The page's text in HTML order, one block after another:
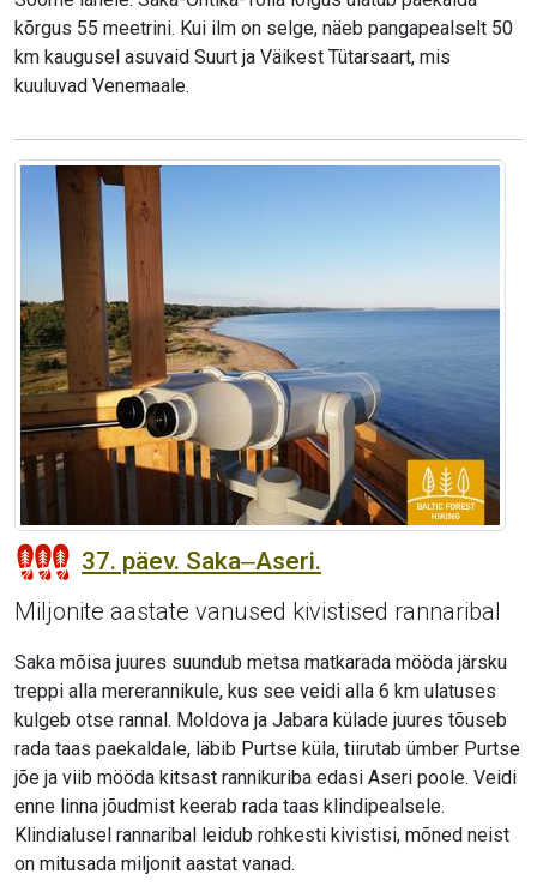
kõrgus 55 meetrini. Kui ilm on selge, näeb pangapealselt 50
km kaugusel asuvaid Suurt ja Väikest Tütarsaart, mis
kuuluvad Venemaale.
37. päev. Saka‒Aseri.
Miljonite aastate vanused kivistised rannaribal
Saka mõisa juures suundub metsa matkarada mööda järsku
treppi alla mererannikule, kus see veidi alla 6 km ulatuses
kulgeb otse rannal. Moldova ja Jabara külade juures tõuseb
rada taas paekaldale, läbib Purtse küla, tiirutab ümber Purtse
jõe ja viib mööda kitsast rannikuriba edasi Aseri poole. Veidi
enne linna jõudmist keerab rada taas klindipealsele.
Klindialusel rannaribal leidub rohkesti kivistisi, mõned neist
on mitusada miljonit aastat vanad.